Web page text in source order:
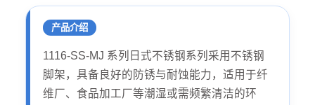
产品介绍
1116-SS-MJ 系列日式不锈钢系列采用不锈钢
脚架，具备良好的防锈与耐蚀能力，适用于纤
维厂、食品加工厂等潮湿或需频繁清洁的环